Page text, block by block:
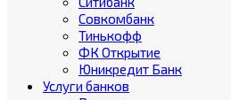
Совкомбанк
Тинькофф
ФК Открытие
Юникредит Банк
Услуги банков